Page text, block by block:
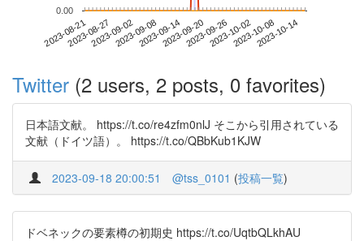
2023-08-212023-08-272023-09-022023-09-082023-09-142023-09-202023-09-262023-10-022023-10-082023-10-14
0.00
Twitter (2 users, 2 posts, 0 favorites)
日本語文献。 https://t.co/re4zfm0nlJ そこから引用されている
文献（ドイツ語）。 https://t.co/QBbKub1KJW
2023-09-18 20:00:51 @tss_0101 (投稿一覧)
ドベネックの要素樽の初期史 https://t.co/UqtbQLkhAU